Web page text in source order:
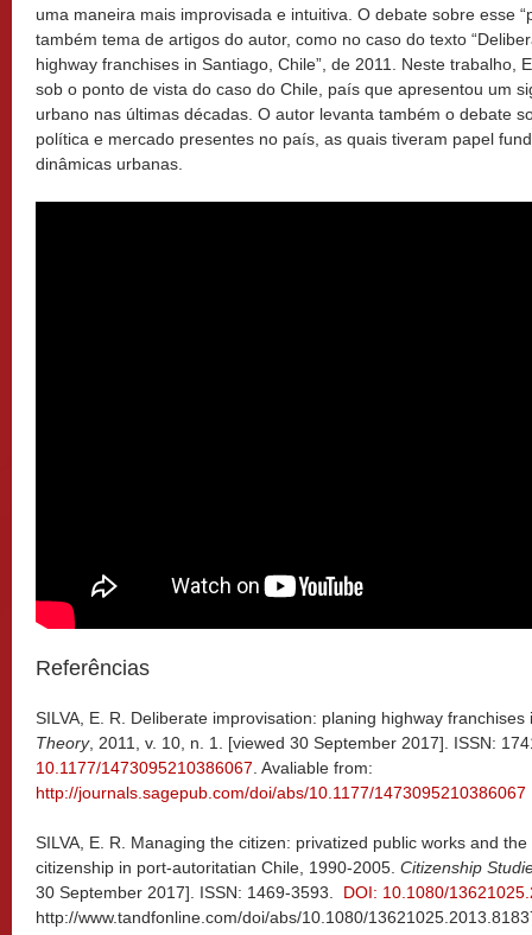
uma maneira mais improvisada e intuitiva. O debate sobre esse
também tema de artigos do autor, como no caso do texto
highway franchises in Santiago, Chile”, de 2011. Neste trabalho,
sob o ponto de vista do caso do Chile, país que apresentou um
urbano nas últimas décadas. O autor levanta também o debate
política e mercado presentes no país, as quais tiveram papel
dinâmicas urbanas.
Referências
SILVA, E. R. Deliberate improvisation: planing highway
Theory, 2011, v. 10, n. 1. [viewed 30 September 2017]. ISSN:
10.1177/1473095210386067 . Avaliable from:
http://journals.sagepub.com/doi/abs/10.1177/1473095210386067
SILVA, E. R. Managing the citizen: privatized public works and
citizenship in port-autoritatian Chile, 1990-2005. Citizenship
30 September 2017]. ISSN: 1469-3593. DOI: 10.1080/
http://www.tandfonline.com/doi/abs/10.1080/